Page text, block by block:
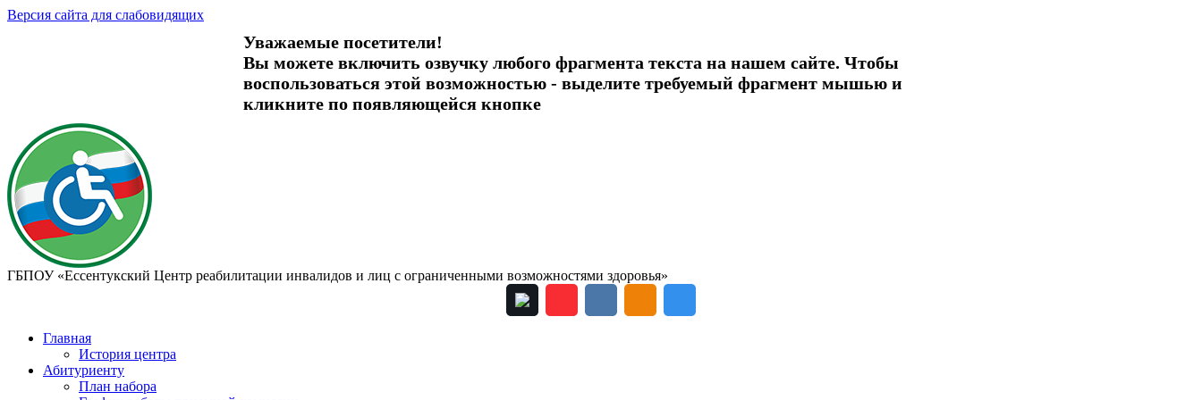
Версия сайта для слабовидящих
Уважаемые посетители!
Вы можете включить озвучку любого фрагмента текста на нашем сайте. Чтобы
воспользоваться этой возможностью - выделите требуемый фрагмент мышью и
кликните по появляющейся кнопке
ГБПОУ «Ессентукский Центр реабилитации инвалидов и лиц с ограниченными возможностями здоровья»
Главная
История центра
Абитуриенту
План набора